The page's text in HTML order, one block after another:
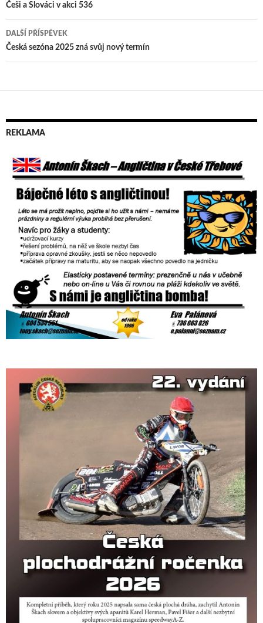
Navigace
pro
příspěvek
Češi a Slováci v akci 536
DALŠÍ PŘÍSPĚVEK
Česká sezóna 2025 zná svůj nový termín
REKLAMA